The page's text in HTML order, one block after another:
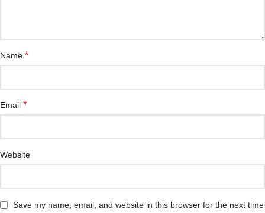
Name *
Email *
Website
Save my name, email, and website in this browser for the next time